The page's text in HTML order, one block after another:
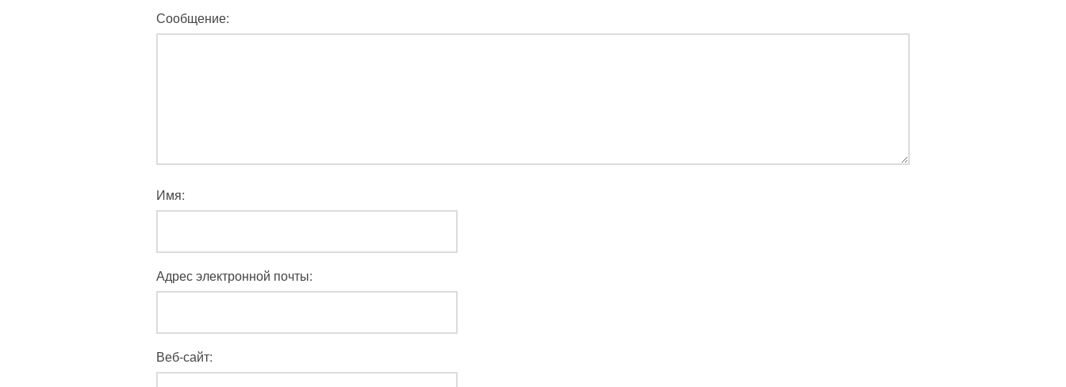
Сообщение:
Имя:
Адрес электронной почты:
Веб-сайт: